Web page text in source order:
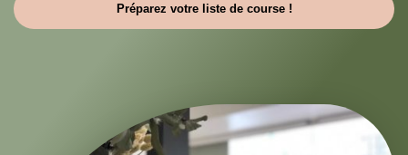
Préparez votre liste de course !